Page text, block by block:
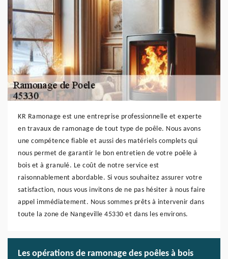
KR Ramonage est une entreprise professionnelle et experte
en travaux de ramonage de tout type de poêle. Nous avons
une compétence fiable et aussi des matériels complets qui
nous permet de garantir le bon entretien de votre poêle à
bois et à granulé. Le coût de notre service est
raisonnablement abordable. Si vous souhaitez assurer votre
satisfaction, nous vous invitons de ne pas hésiter à nous faire
appel immédiatement. Nous sommes prêts à intervenir dans
toute la zone de Nangeville 45330 et dans les environs.
Les opérations de ramonage des poêles à bois